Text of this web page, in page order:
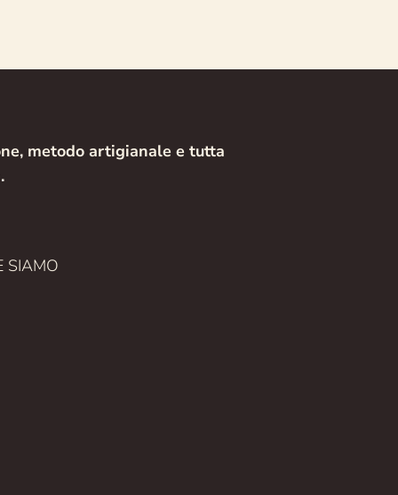
metodo artigianale e tutta
SIAMO